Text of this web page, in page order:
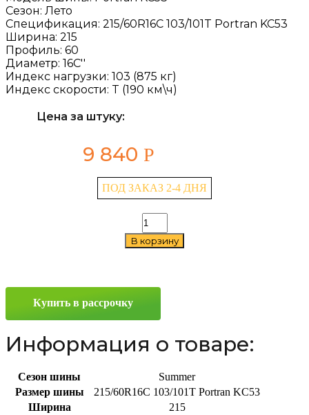
Сезон: Лето
Спецификация: 215/60R16C 103/101T Portran KC53
Ширина: 215
Профиль: 60
Диаметр: 16C''
Индекс нагрузки: 103 (875 кг)
Индекс скорости: T (190 км\ч)
Цена за штуку:
9 840 Р
ПОД ЗАКАЗ 2-4 ДНЯ
Количество
товара
Kumho
R16C
В корзину
Купить в рассрочку
Информация о товаре:
Сезон шины
Summer
Размер шины
215/60R16C 103/101T Portran KC53
Ширина
215